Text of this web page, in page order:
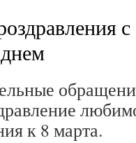
к 8 марта.